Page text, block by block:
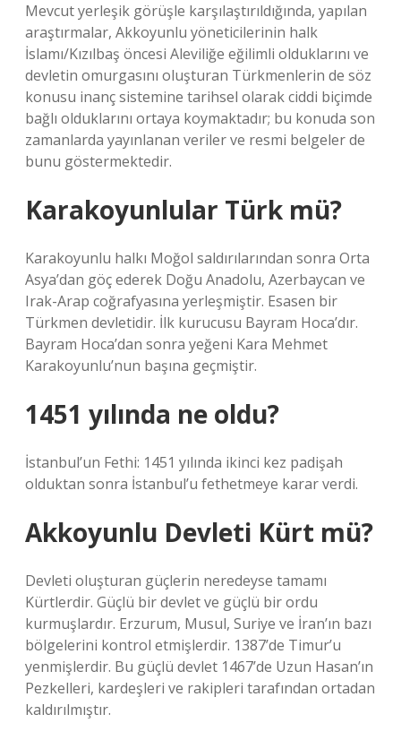
Mevcut yerleşik görüşle karşılaştırıldığında, yapılan
araştırmalar, Akkoyunlu yöneticilerinin halk
İslamı/Kızılbaş öncesi Aleviliğe eğilimli olduklarını ve
devletin omurgasını oluşturan Türkmenlerin de söz
konusu inanç sistemine tarihsel olarak ciddi biçimde
bağlı olduklarını ortaya koymaktadır; bu konuda son
zamanlarda yayınlanan veriler ve resmi belgeler de
bunu göstermektedir.
Karakoyunlular Türk mü?
Karakoyunlu halkı Moğol saldırılarından sonra Orta
Asya’dan göç ederek Doğu Anadolu, Azerbaycan ve
Irak-Arap coğrafyasına yerleşmiştir. Esasen bir
Türkmen devletidir. İlk kurucusu Bayram Hoca’dır.
Bayram Hoca’dan sonra yeğeni Kara Mehmet
Karakoyunlu’nun başına geçmiştir.
1451 yılında ne oldu?
İstanbul’un Fethi: 1451 yılında ikinci kez padişah
olduktan sonra İstanbul’u fethetmeye karar verdi.
Akkoyunlu Devleti Kürt mü?
Devleti oluşturan güçlerin neredeyse tamamı
Kürtlerdir. Güçlü bir devlet ve güçlü bir ordu
kurmuşlardır. Erzurum, Musul, Suriye ve İran’ın bazı
bölgelerini kontrol etmişlerdir. 1387’de Timur’u
yenmişlerdir. Bu güçlü devlet 1467’de Uzun Hasan’ın
Pezkelleri, kardeşleri ve rakipleri tarafından ortadan
kaldırılmıştır.